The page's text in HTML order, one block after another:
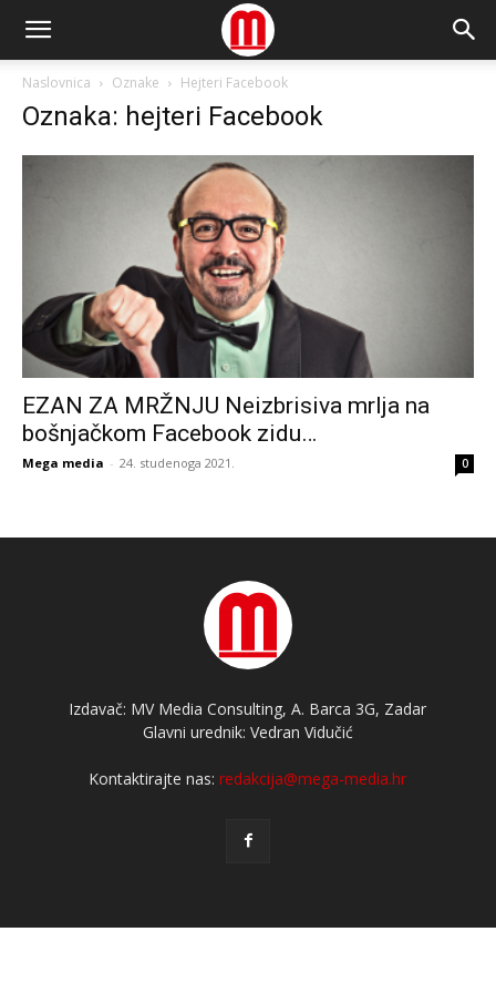
Naslovnica Oznake Hejteri Facebook
Oznaka: hejteri Facebook
EZAN ZA MRŽNJU Neizbrisiva mrlja na
bošnjačkom Facebook zidu…
Mega media - 24. studenoga 2021. 0
Izdavač: MV Media Consulting, A. Barca 3G, Zadar
Glavni urednik: Vedran Vidučić
Kontaktirajte nas:redakcija@mega-media.hr